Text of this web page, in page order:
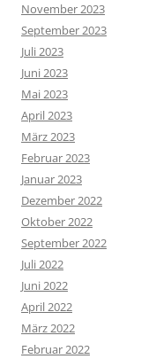
November 2023
September 2023
Juli 2023
Juni 2023
Mai 2023
April 2023
März 2023
Februar 2023
Januar 2023
Dezember 2022
Oktober 2022
September 2022
Juli 2022
Juni 2022
April 2022
März 2022
Februar 2022